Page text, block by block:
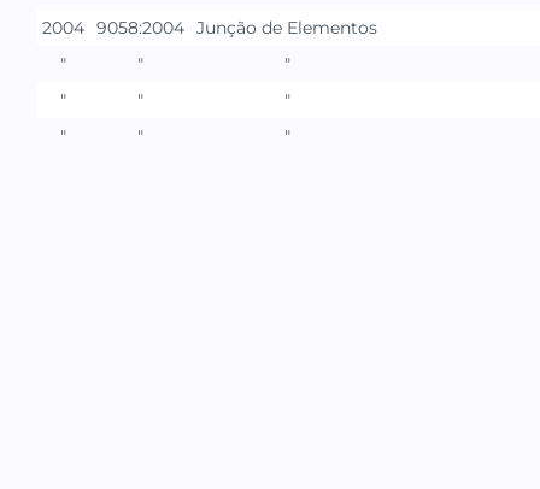
2004 9058:2004 Junção de Elementos
"
"
"
"
"
"
"
" "